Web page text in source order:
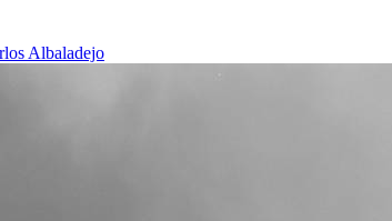
Albaladejo